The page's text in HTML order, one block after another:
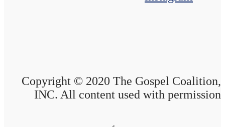
Copyright © 2020 The Gospel Coalition,
INC. All content used with permission